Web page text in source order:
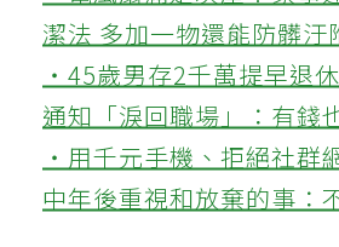
潔法 多加一物還能防髒汙
‧45歲男存2千萬提早退
通知「淚回職場」：有錢
‧用千元手機、拒絕社群
中年後重視和放棄的事：